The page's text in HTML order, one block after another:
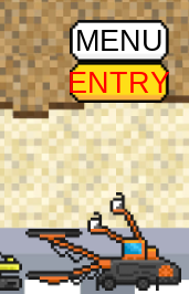
ENTRY
MENU